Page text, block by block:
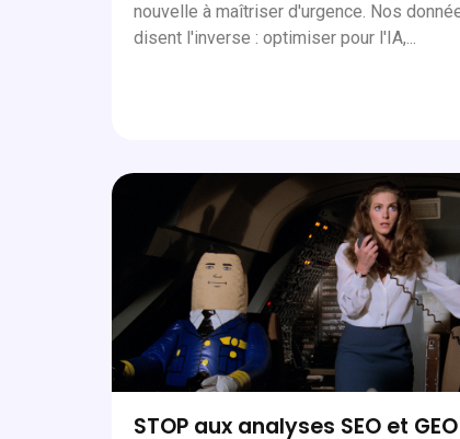
nouvelle à maîtriser d'urgence. Nos
disent l'inverse : optimiser pour l'IA,...
STOP aux analyses SEO et GEO